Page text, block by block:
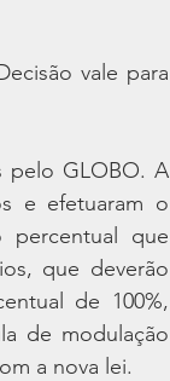
vale para
pelo GLOBO. A
e efetuaram o
percentual que
que deverão
de 100%,
de modulação
a nova lei.